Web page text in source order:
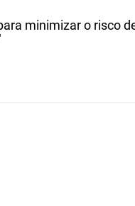
minimizar o risco